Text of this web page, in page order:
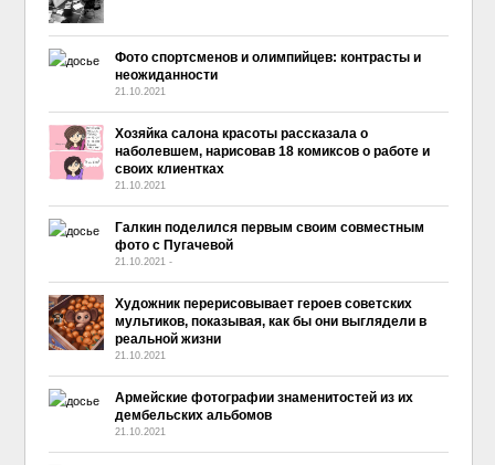
Фото спортсменов и олимпийцев: контрасты и
неожиданности
21.10.2021
Хозяйка салона красоты рассказала о
наболевшем, нарисовав 18 комиксов о работе и
своих клиентках
21.10.2021
Галкин поделился первым своим совместным
фото с Пугачевой
21.10.2021 -
Художник перерисовывает героев советских
мультиков, показывая, как бы они выглядели в
реальной жизни
21.10.2021
Армейские фотографии знаменитостей из их
дембельских альбомов
21.10.2021